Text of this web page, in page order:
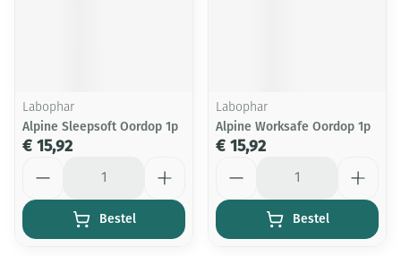
Labophar
Alpine Sleepsoft Oordop 1p
€ 15,92
Bestel
Labophar
Alpine Worksafe Oordop 1p
€ 15,92
Bestel